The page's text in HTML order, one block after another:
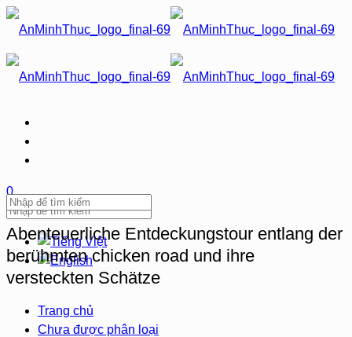
0
Abenteuerliche Entdeckungstour entlang der
berühmten chicken road und ihre
versteckten Schätze
Trang chủ
Chưa được phân loại